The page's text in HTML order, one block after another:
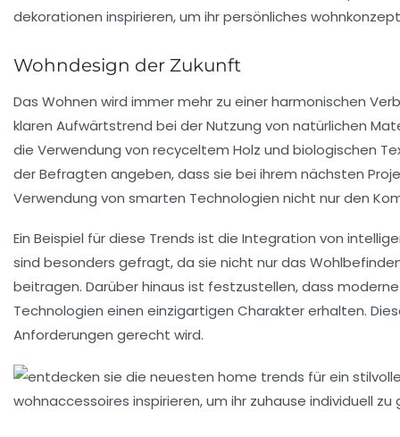
Wohndesign der Zukunft
Das Wohnen wird immer mehr zu einer harmonischen
klaren Aufwärtstrend bei der Nutzung von natürlichen
die Verwendung von recyceltem Holz und biologischen
der Befragten angeben, dass sie bei ihrem nächsten
Verwendung von smarten Technologien nicht nur den
Ein Beispiel für diese Trends ist die Integration von
sind besonders gefragt, da sie nicht nur das
beitragen. Darüber hinaus ist festzustellen, dass
Technologien einen einzigartigen Charaktererhalten.
Anforderungen gerecht wird.